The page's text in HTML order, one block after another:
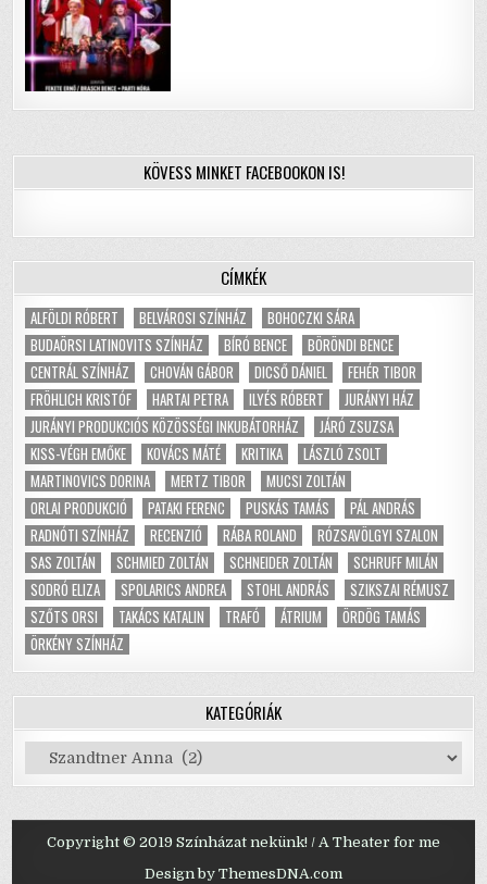
KÖVESS MINKET FACEBOOKON IS!
CÍMKÉK
ALFÖLDI RÓBERT BELVÁROSI SZÍNHÁZ
BOHOCZKI SÁRA
BUDAÖRSI LATINOVITS SZÍNHÁZ
BÍRÓ BENCE
BÖRÖNDI BENCE
CENTRÁL SZÍNHÁZ
CHOVÁN GÁBOR DICSŐ DÁNIEL
FEHÉR TIBOR
FRÖHLICH KRISTÓF
HARTAI PETRA ILYÉS RÓBERT
JURÁNYI HÁZ
JURÁNYI PRODUKCIÓS KÖZÖSSÉGI INKUBÁTORHÁZ
JÁRÓ ZSUZSA
KISS-VÉGH EMŐKE
KOVÁCS MÁTÉ KRITIKA
LÁSZLÓ ZSOLT
MARTINOVICS DORINA
MERTZ TIBOR
MUCSI ZOLTÁN
ORLAI PRODUKCIÓ
PATAKI FERENC PUSKÁS TAMÁS
PÁL ANDRÁS
RADNÓTI SZÍNHÁZ
RECENZIÓ RÁBA ROLAND
RÓZSAVÖLGYI SZALON
SAS ZOLTÁN
SCHMIED ZOLTÁN SCHNEIDER ZOLTÁN
SCHRUFF MILÁN
SODRÓ ELIZA
SPOLARICS ANDREA STOHL ANDRÁS
SZIKSZAI RÉMUSZ
SZŐTS ORSI
TAKÁCS KATALIN TRAFÓ ÁTRIUM
ÖRDÖG TAMÁS
ÖRKÉNY SZÍNHÁZ
KATEGÓRIÁK
Kategóriák
Copyright © 2019 Színházat nekünk! / A Theater for me
Design by ThemesDNA.com